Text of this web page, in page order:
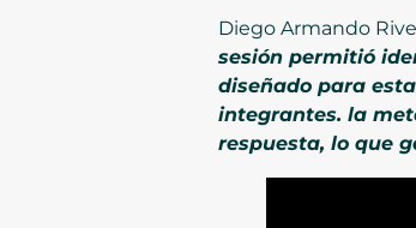
Diego Armando
sesión permitió
diseñado para
integrantes. la
respuesta, lo que